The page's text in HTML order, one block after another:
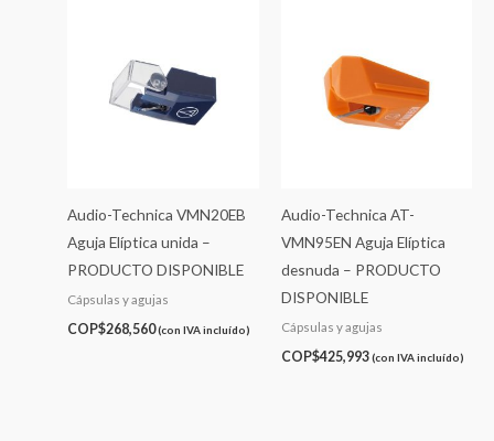
Audio-Technica VMN20EB
Aguja Elíptica unida –
PRODUCTO DISPONIBLE
Cápsulas y agujas
COP$268,560(con IVA incluído)
Audio-Technica AT-
VMN95EN Aguja Elíptica
desnuda – PRODUCTO
DISPONIBLE
Cápsulas y agujas
COP$425,993 (con IVA incluído)